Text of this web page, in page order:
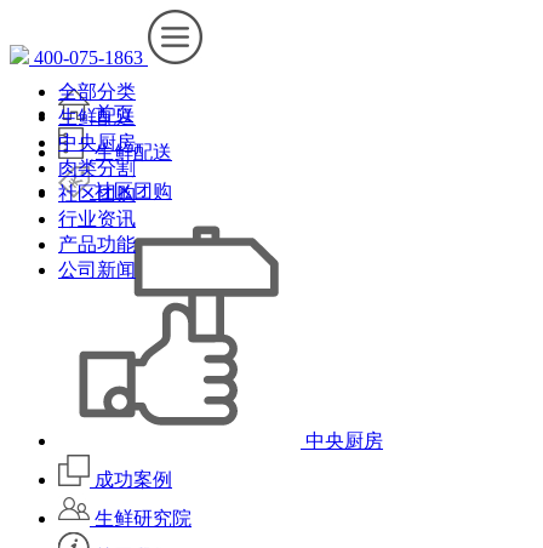
400-075-1863
首页
生鲜配送
社区团购
中央厨房
成功案例
生鲜研究院
全部分类
生鲜配送
中央厨房
肉类分割
社区团购
行业资讯
产品功能
公司新闻